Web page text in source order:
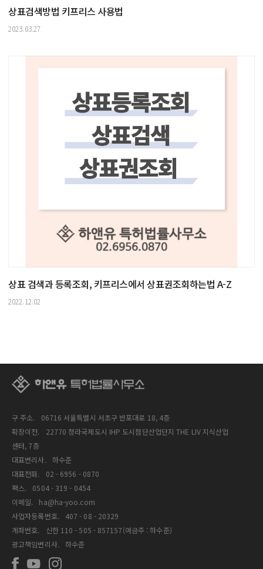
상표검색방법 키프리스 사용법
2023.03.27
상표 검색과 등록조회, 키프리스에서 상표권조회하는법 A-Z
2022.12.02
구 주소.
06716 서울특별시 서초구 반포대로 18, 4층
확장이전.
22770 청라국제도시 IHP 도시첨단산업단지 THE LIV 지식산업
센터, 7층
대표변리사.
하수준
대표전화.
02 - 6956 - 0870
팩스.
0504 - 319 - 0454
이메일.
ha@ha-yoo.com
사업자등록번호.
407 - 08 - 20329
계좌번호.
신한 110 - 505 - 857157(예금주 : 하수준)
광고책임변리사.
하수준